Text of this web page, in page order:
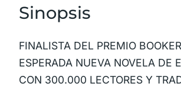
Sinopsis
FINALISTA DEL PREMIO
ESPERADA NUEVA NOVELA DE
CON 300.000 LECTORES Y